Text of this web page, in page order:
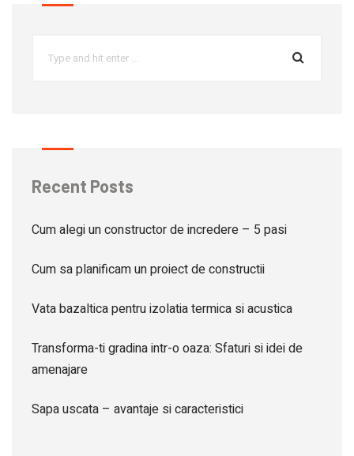
Recent Posts
Cum alegi un constructor de incredere – 5 pasi
Cum sa planificam un proiect de constructii
Vata bazaltica pentru izolatia termica si acustica
Transforma-ti gradina intr-o oaza: Sfaturi si idei de
amenajare
Sapa uscata – avantaje si caracteristici